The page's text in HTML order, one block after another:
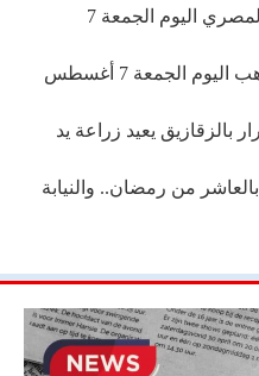
سعر الدولار مقابل الجنيه المصري اليوم الجمعة 7
مفاجأة جديدة في سعر الذهب اليوم الجمعة 7 أغسطس
يعيد زراعة يد
من رمضان.. والنيابة